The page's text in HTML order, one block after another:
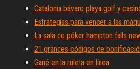
Catalonia bávaro playa golf y
Estrategias para vencer a las
La sala de póker hampton falls
21 grandes códigos de
Gané en la ruleta en línea